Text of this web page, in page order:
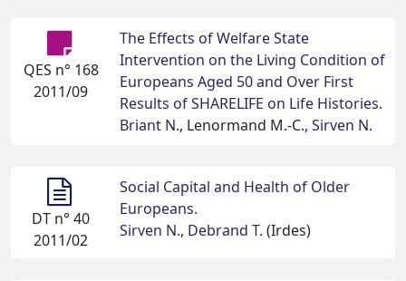
QES n° 168
2011/09
The Effects of Welfare State
Intervention on the Living Condition of
Europeans Aged 50 and Over First
Results of SHARELIFE on Life Histories.
Briant N., Lenormand M.-C., Sirven N.
DT n° 40
2011/02
Social Capital and Health of Older
Europeans.
Sirven N., Debrand T. (Irdes)